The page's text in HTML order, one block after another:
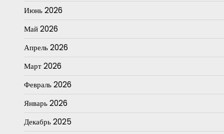
Июнь 2026
Май 2026
Апрель 2026
Март 2026
Февраль 2026
Январь 2026
Декабрь 2025